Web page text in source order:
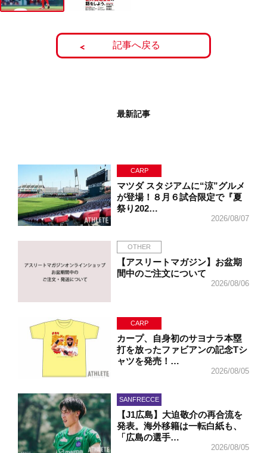
記事へ戻る
最新記事
CARP
マツダ スタジアムに“涼”グルメ
が登場！８月６試合限定で『夏
祭り202…
2026/08/07
OTHER
【アスリートマガジン】お盆期
間中のご注文について
2026/08/06
CARP
カープ、自身初のサヨナラ本塁
打を放ったファビアンの記念Tシ
ャツを発売！…
2026/08/05
SANFRECCE
【J1広島】大迫敬介の再合流を
発表。海外移籍は一転白紙も、
「広島の選手…
2026/08/05